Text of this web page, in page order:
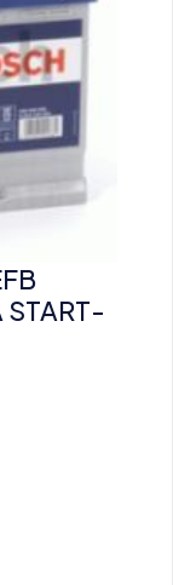
START-